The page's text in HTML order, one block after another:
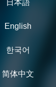
日本語
English
한국어
简体中文